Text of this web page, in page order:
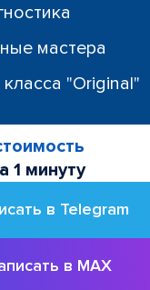
мастера
"Original"
1 минуту
в Telegram
в MAX